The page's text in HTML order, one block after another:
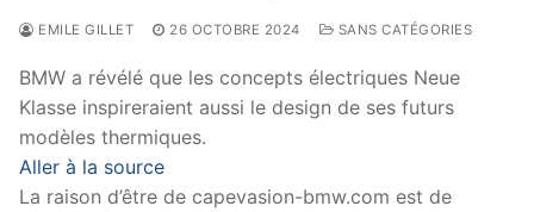
EMILE GILLET 26 OCTOBRE 2024 SANS CATÉGORIES
BMW a révélé que les concepts électriques Neue
Klasse inspireraient aussi le design de ses futurs
modèles thermiques.
Aller à la source
La raison d’être de capevasion-bmw.com est de